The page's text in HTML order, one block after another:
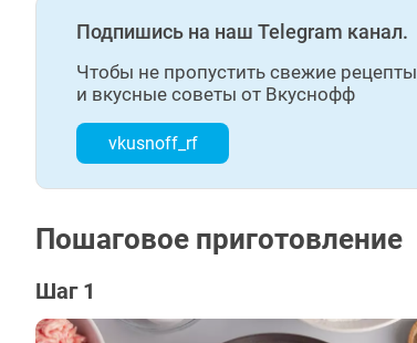
Подпишись на наш Telegram канал.
Чтобы не пропустить свежие рецепты
и вкусные советы от Вкуснофф
vkusnoff_rf
Пошаговое приготовление
Шаг 1